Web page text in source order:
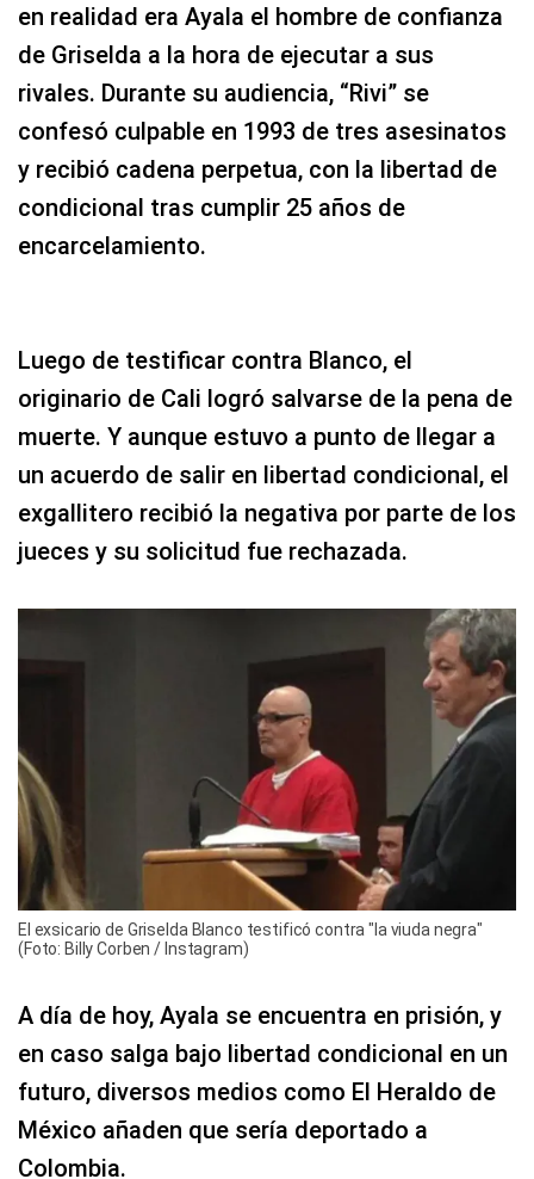
en realidad era Ayala el hombre de confianza
de Griselda a la hora de ejecutar a sus
rivales. Durante su audiencia, “Rivi” se
confesó culpable en 1993 de tres asesinatos
y recibió cadena perpetua, con la libertad de
condicional tras cumplir 25 años de
encarcelamiento.
Luego de testificar contra Blanco, el
originario de Cali logró salvarse de la pena de
muerte. Y aunque estuvo a punto de llegar a
un acuerdo de salir en libertad condicional, el
exgallitero recibió la negativa por parte de los
jueces y su solicitud fue rechazada.
El exsicario de Griselda Blanco testificó contra "la viuda negra"
(Foto: Billy Corben / Instagram)
A día de hoy, Ayala se encuentra en prisión, y
en caso salga bajo libertad condicional en un
futuro, diversos medios como El Heraldo de
México añaden que sería deportado a
Colombia.